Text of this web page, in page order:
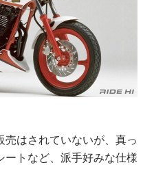
売はされていないが、真っ
ートなど、派手好みな仕様